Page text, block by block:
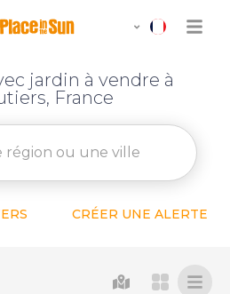
jardin à vendre à
France
CRÉER UNE ALERTE